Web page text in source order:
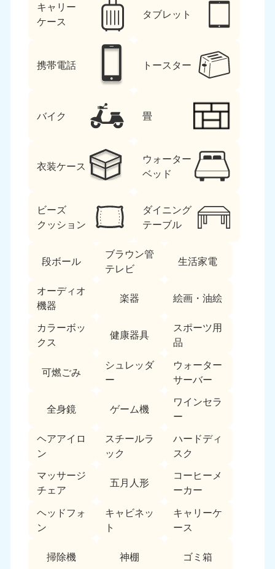
キャリー
ケース
タブレット
携帯電話 トースター
バイク 畳
衣装ケース
ウォーター
ベッド
ビーズ
クッション
ダイニング
テーブル
段ボール
ブラウン管
テレビ
生活家電
オーディオ
機器
楽器 絵画・油絵
カラーボッ
クス
健康器具
スポーツ用
品
可燃ごみ
シュレッダ
ー
ウォーター
サーバー
全身鏡 ゲーム機
ワインセラ
ー
ヘアアイロ
ン
スチールラ
ック
ハードディ
スク
マッサージ
チェア
五月人形
コーヒーメ
ーカー
ヘッドフォ
ン
キャビネッ
ト
キャリーケ
ース
掃除機 神棚 ゴミ箱
050-1881-5277
9:00〜19:00 年中無休
050-1881-5276
9:00〜19:00 年中無休
岩手県
050-1881-5274
9:00〜19:00 年中無休
秋田県
050-1881-5275
9:00〜19:00 年中無休
9:00〜19:00 年中無休
宮城県
9:00〜19:00 年中無休